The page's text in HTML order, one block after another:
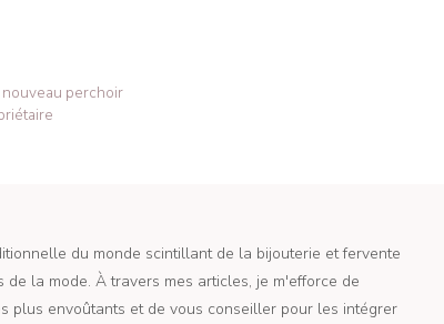
nouveau perchoir
du monde scintillant de la bijouterie et fervente
la mode. À travers mes articles, je m'efforce de
plus envoûtants et de vous conseiller pour les intégrer